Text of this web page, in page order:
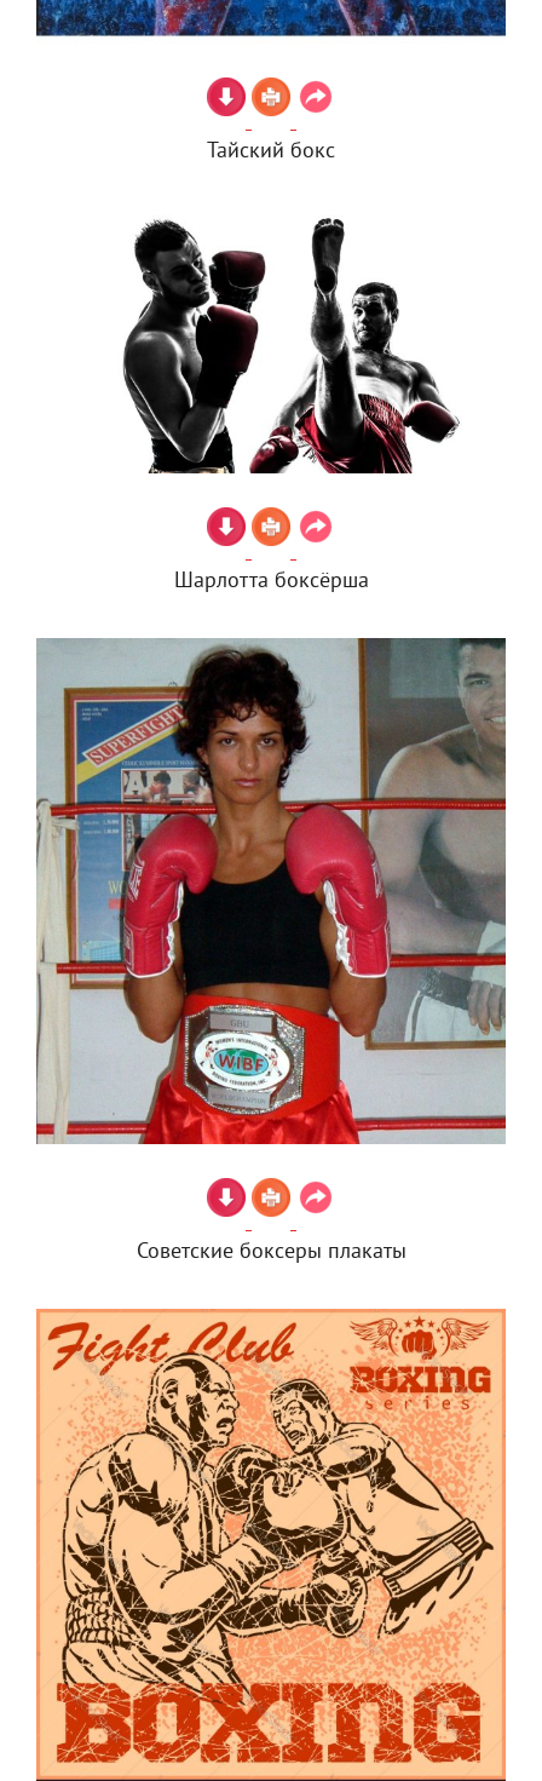
Тайский бокс
Шарлотта боксёрша
Советские боксеры плакаты